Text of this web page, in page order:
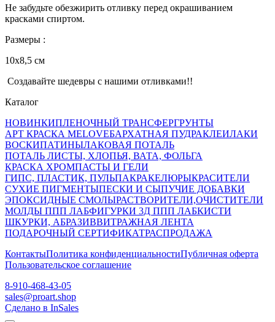
Не забудьте обезжирить отливку перед окрашиванием
красками спиртом.
Размеры :
10х8,5 см
Создавайте шедевры с нашими отливками!!
Каталог
НОВИНКИПЛЕНОЧНЫЙ ТРАНСФЕРГРУНТЫ
АРТ КРАСКА MELOVEБАРХАТНАЯ ПУДРАКЛЕИЛАКИ
ВОСКИПАТИНЫЛАКОВАЯ ПОТАЛЬ
ПОТАЛЬ ЛИСТЫ, ХЛОПЬЯ, ВАТА, ФОЛЬГА
КРАСКА ХРОМПАСТЫ И ГЕЛИ
ГИПС, ПЛАСТИК, ПУЛЬПАКРАКЕЛЮРЫКРАСИТЕЛИ
СУХИЕ ПИГМЕНТЫПЕСКИ И СЫПУЧИЕ ДОБАВКИ
ЭПОКСИДНЫЕ СМОЛЫРАСТВОРИТЕЛИ,ОЧИСТИТЕЛИ
МОЛДЫ ППП ЛАБФИГУРКИ 3Д ППП ЛАБКИСТИ
ШКУРКИ, АБРАЗИВВИТРАЖНАЯ ЛЕНТА
ПОДАРОЧНЫЙ СЕРТИФИКАТРАСПРОДАЖА
КонтактыПолитика конфиденциальностиПубличная оферта
Пользовательское соглашение
8-910-468-43-05
sales@proart.shop
Сделано в InSales